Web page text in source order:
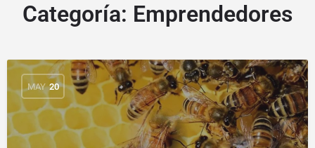
Categoría: Emprendedores
MAY 20